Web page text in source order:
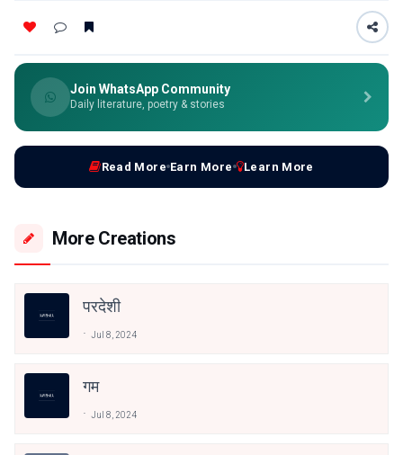
Join WhatsApp Community
Daily literature, poetry & stories
Read More Earn More Learn More
More Creations
परदेशी
Jul 8, 2024
गम
Jul 8, 2024